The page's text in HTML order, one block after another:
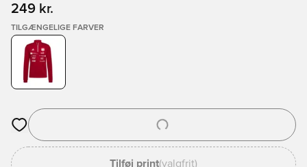
249 kr.
TILGÆNGELIGE FARVER
Åbner en Modal til at logge ind eller tilmelde dig som medlem
Tilføj print(valgfrit)